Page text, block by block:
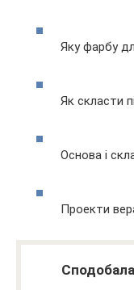
Яку фарбу
Як скласти
Основа і
Проекти